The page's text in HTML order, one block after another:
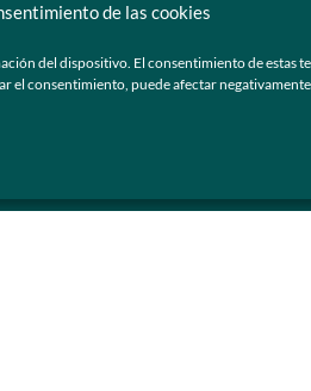
de las cookies
del dispositivo. El consentimiento de estas
consentimiento, puede afectar
Preguntas frecuentes